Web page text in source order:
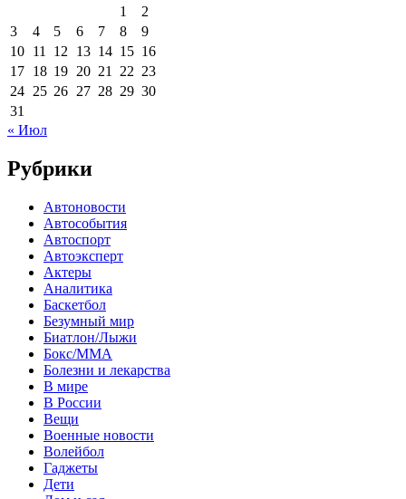
1
2
3
4 5 6 7 8
9
10 11 12 13 14 15 16
17 18 19 20 21 22 23
24 25 26 27 28 29 30
31
« Июл
Рубрики
Автоновости
Автособытия
Автоспорт
Автоэксперт
Актеры
Аналитика
Баскетбол
Безумный мир
Биатлон/Лыжи
Бокс/MMA
Болезни и лекарства
В мире
В России
Вещи
Военные новости
Волейбол
Гаджеты
Дети